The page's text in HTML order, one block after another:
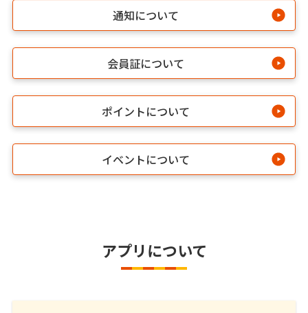
通知について
会員証について
ポイントについて
イベントについて
アプリについて